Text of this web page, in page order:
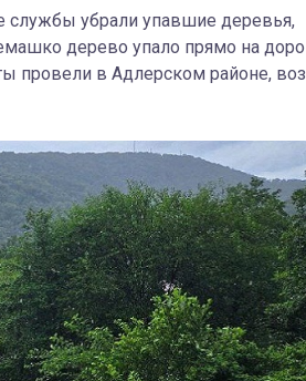
службы убрали упавшие деревья,
дерево упало прямо на
провели в Адлерском районе,